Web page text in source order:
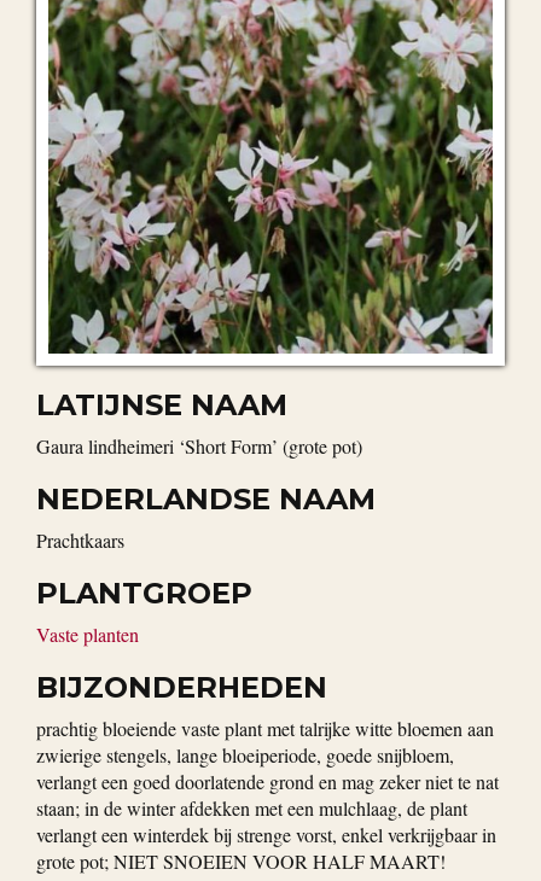
LATIJNSE NAAM
Gaura lindheimeri ‘Short Form’ (grote pot)
NEDERLANDSE NAAM
Prachtkaars
PLANTGROEP
Vaste planten
BIJZONDERHEDEN
prachtig bloeiende vaste plant met talrijke witte bloemen aan
zwierige stengels, lange bloeiperiode, goede snijbloem,
verlangt een goed doorlatende grond en mag zeker niet te nat
staan; in de winter afdekken met een mulchlaag, de plant
verlangt een winterdek bij strenge vorst, enkel verkrijgbaar in
grote pot; NIET SNOEIEN VOOR HALF MAART!